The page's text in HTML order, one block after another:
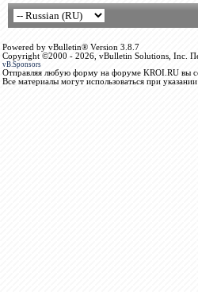
Powered by vBulletin® Version 3.8.7
Copyright ©2000 - 2026, vBulletin Solutions, Inc.
vB.Sponsors
Отправляя любую форму на форуме KROI.RU вы
Все материалы могут использоваться при